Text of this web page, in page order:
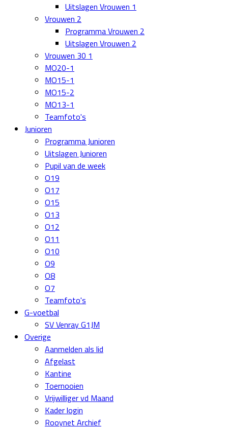
Uitslagen Vrouwen 1
Vrouwen 2
Programma Vrouwen 2
Uitslagen Vrouwen 2
Vrouwen 30 1
MO20-1
MO15-1
MO15-2
MO13-1
Teamfoto's
Junioren
Programma Junioren
Uitslagen Junioren
Pupil van de week
O19
O17
O15
O13
O12
O11
O10
O9
O8
O7
Teamfoto's
G-voetbal
SV Venray G1JM
Overige
Aanmelden als lid
Afgelast
Kantine
Toernooien
Vrijwilliger vd Maand
Kader login
Rooynet Archief